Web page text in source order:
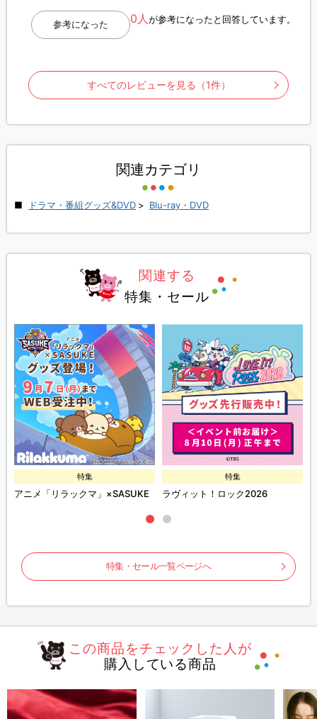
0人 が参考になったと回答しています。
参考になった
すべてのレビューを見る（1件）
関連カテゴリ
ドラマ・番組グッズ&DVD > Blu-ray・DVD
関連する
特集・セール
特集
アニメ「リラックマ」×SASUKE
特集
ラヴィット！ロック2026
特集・セール一覧ページへ
この商品をチェックした人が
購入している商品